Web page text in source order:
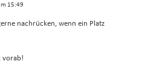
15:49
nachrücken, wenn ein Platz
vorab!